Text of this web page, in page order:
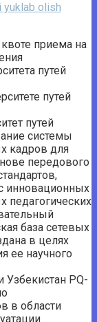
yuklab olish
приема на
путей
путей
путей
системы
кадров для
передового
инновационных
педагогических
база сетевых
в целях
ее научного
Узбекистан PQ-
в области